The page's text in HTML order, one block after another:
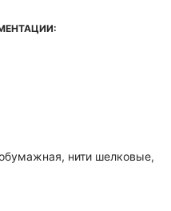
нити шелковые,